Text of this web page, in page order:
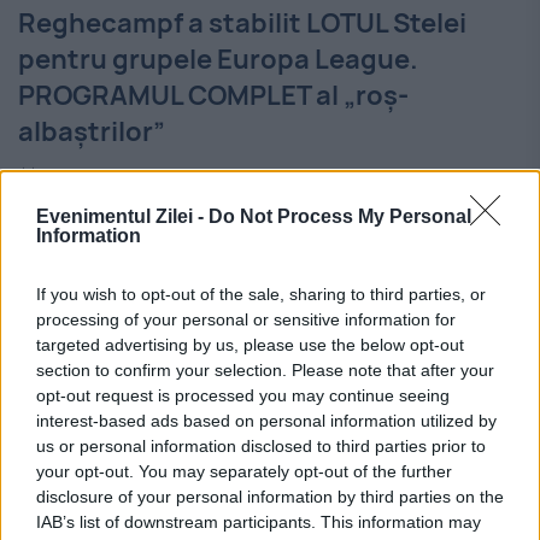
Evenimentul Zilei - Do Not Process My Personal
Information
If you wish to opt-out of the sale, sharing to third parties, or
processing of your personal or sensitive information for
targeted advertising by us, please use the below opt-out
section to confirm your selection. Please note that after your
opt-out request is processed you may continue seeing
interest-based ads based on personal information utilized by
us or personal information disclosed to third parties prior to
your opt-out. You may separately opt-out of the further
disclosure of your personal information by third parties on the
IAB’s list of downstream participants. This information may
Reghecampf a stabilit LOTUL Stelei
pentru grupele Europa League.
PROGRAMUL COMPLET al „roș-
albaștrilor”
2 SEPTEMBRIE 2016
Tehnicianul Stelei a bătut în cuie lista cu cei
partidele din grupele Europa League.
Clubul patronat de Gigi Becali a trimis,...